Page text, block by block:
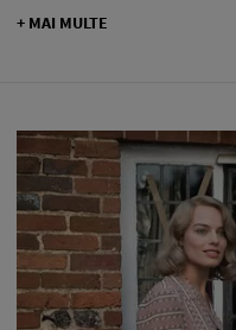
+ MAI MULTE